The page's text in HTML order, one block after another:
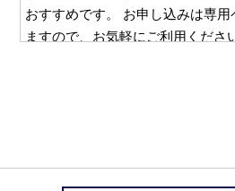
おすすめです。 お申し込みは専用
ますので、お気軽にご利用くださ
にお送りすることは一切ございま